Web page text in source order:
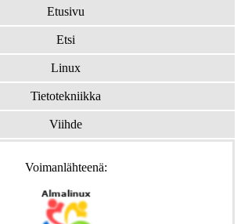
Etusivu
Etsi
Linux
Tietotekniikka
Viihde
Voimanlähteenä: